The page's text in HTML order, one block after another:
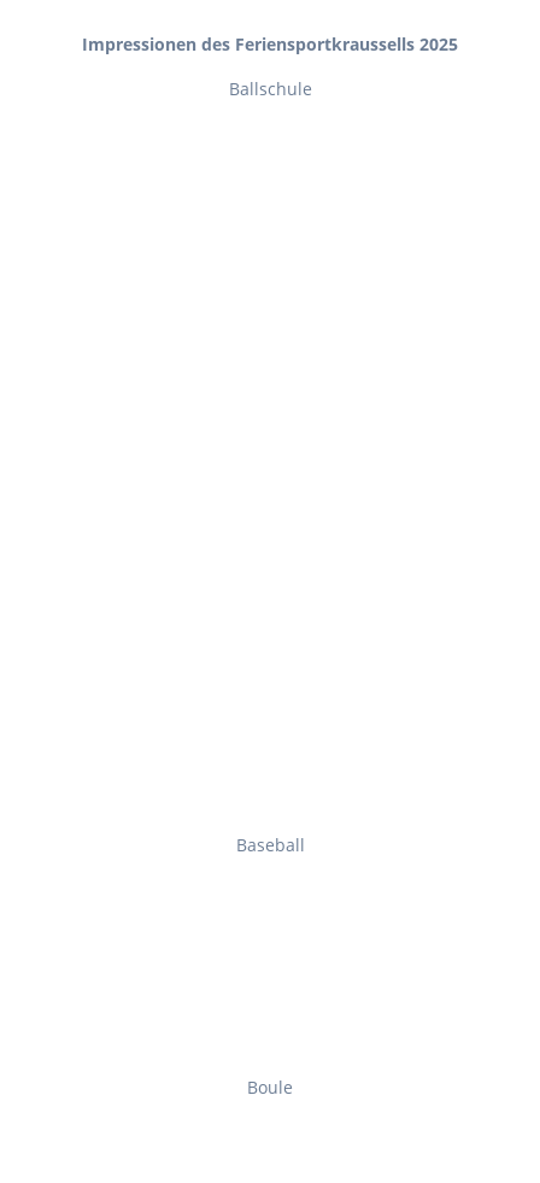
Impressionen des Feriensportkraussells 2025
Ballschule
Baseball
Boule